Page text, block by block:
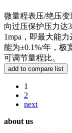
微量程表压/绝压
向过压保护压力达
1mpa，即最大能
能为±0.1%/年，极
可调节量程比。
1
2
next
about us